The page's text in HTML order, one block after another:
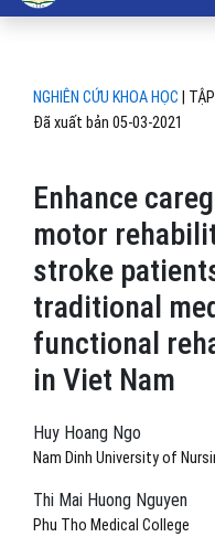
NGHIÊN CỨU KHOA HỌC
Enhance
motor
stroke
traditional
functional
in Viet Nam
Đã xuất bản 05-03-2021
Huy Hoang Ngo
Nam Dinh University of
Thi Mai Huong Nguyen
Phu Tho Medical College